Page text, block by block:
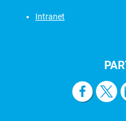
Intranet